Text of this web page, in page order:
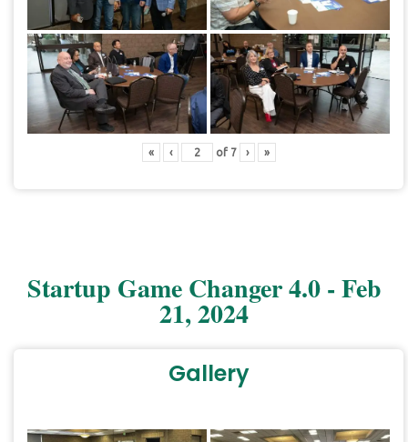
« ‹ of 7 › »
Startup Game Changer 4.0 - Feb
21, 2024
Gallery